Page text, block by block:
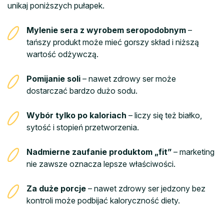
unikaj poniższych pułapek.
Mylenie sera z wyrobem seropodobnym –
tańszy produkt może mieć gorszy skład i niższą
wartość odżywczą.
Pomijanie soli – nawet zdrowy ser może
dostarczać bardzo dużo sodu.
Wybór tylko po kaloriach – liczy się też białko,
sytość i stopień przetworzenia.
Nadmierne zaufanie produktom „fit” – marketing
nie zawsze oznacza lepsze właściwości.
Za duże porcje – nawet zdrowy ser jedzony bez
kontroli może podbijać kaloryczność diety.